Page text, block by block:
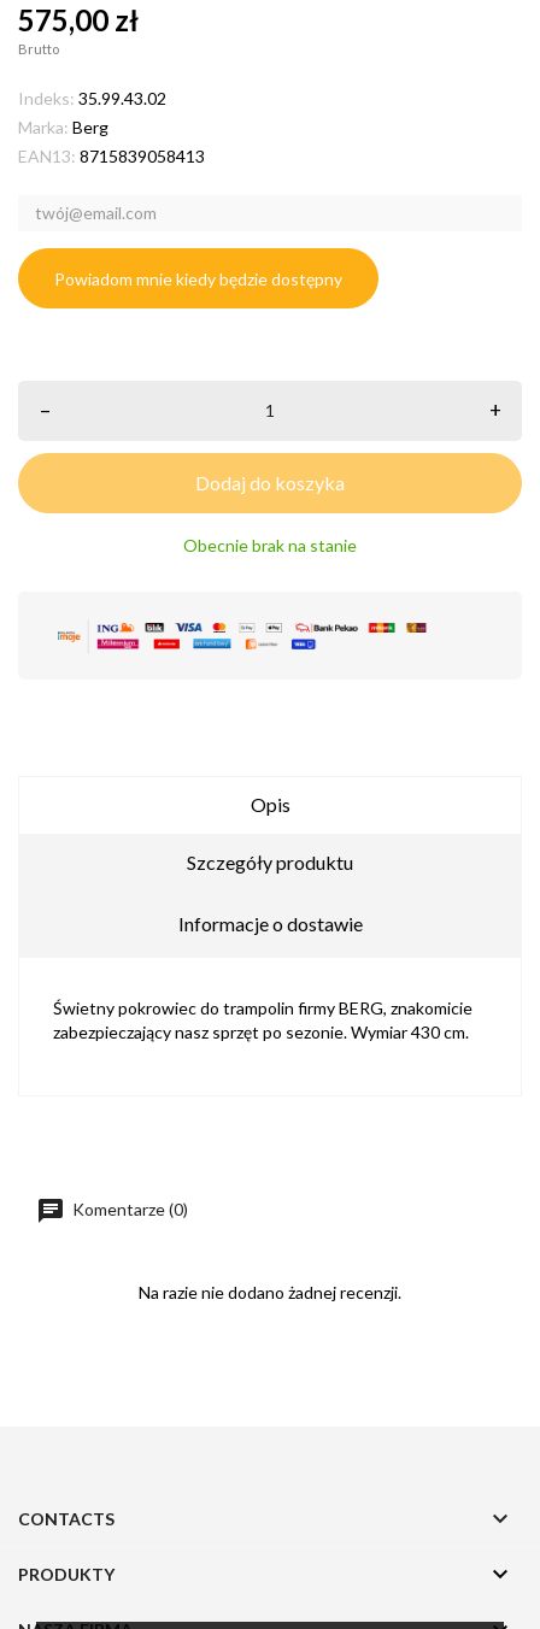
575,00 zł
Brutto
Indeks: 35.99.43.02
Marka: Berg
EAN13: 8715839058413
Powiadom mnie kiedy będzie dostępny
– +
Dodaj do koszyka
Obecnie brak na stanie
Opis
Szczegóły produktu
Informacje o dostawie
Świetny pokrowiec do trampolin firmy BERG, znakomicie
zabezpieczający nasz sprzęt po sezonie. Wymiar 430 cm.
Komentarze (0)
Na razie nie dodano żadnej recenzji.
CONTACTS 
PRODUKTY 